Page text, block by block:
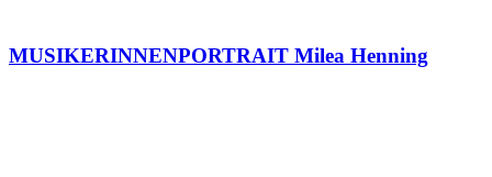
MUSIKERINNENPORTRAIT Milea Henning